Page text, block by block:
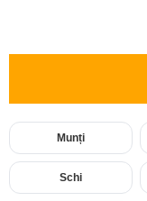
Munți
Schi